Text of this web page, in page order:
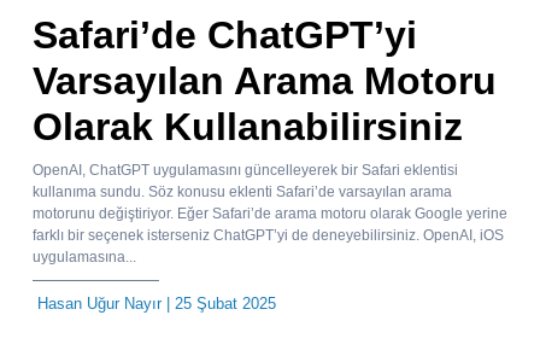
Safari’de ChatGPT’yi
Varsayılan Arama Motoru
Olarak Kullanabilirsiniz
OpenAI, ChatGPT uygulamasını güncelleyerek bir Safari eklentisi
kullanıma sundu. Söz konusu eklenti Safari’de varsayılan arama
motorunu değiştiriyor. Eğer Safari’de arama motoru olarak Google yerine
farklı bir seçenek isterseniz ChatGPT’yi de deneyebilirsiniz. OpenAI, iOS
uygulamasına...
Hasan Uğur Nayır| 25 Şubat 2025